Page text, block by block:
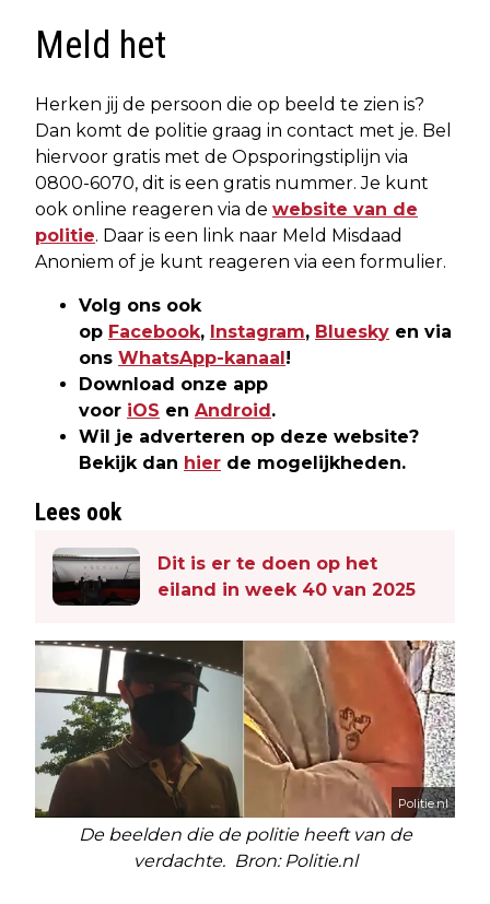
Meld het
Herken jij de persoon die op beeld te zien is?
Dan komt de politie graag in contact met je. Bel
hiervoor gratis met de Opsporingstiplijn via
0800-6070, dit is een gratis nummer. Je kunt
ook online reageren via de website van de
politie. Daar is een link naar Meld Misdaad
Anoniem of je kunt reageren via een formulier.
Volg ons ook
op Facebook, Instagram, Bluesky en via
ons WhatsApp-kanaal!
Download onze app
voor iOS en Android.
Wil je adverteren op deze website?
Bekijk dan hier de mogelijkheden.
Lees ook
Dit is er te doen op het
eiland in week 40 van 2025
Politie.nl
De beelden die de politie heeft van de
verdachte. Bron: Politie.nl